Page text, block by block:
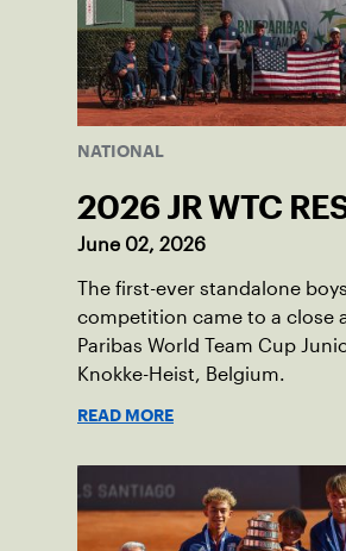
NATIONAL
2026 JR WTC
June 02, 2026
The first-ever standalone
competition came to a close
Paribas World Team Cup
Knokke-Heist, Belgium.
READ MORE